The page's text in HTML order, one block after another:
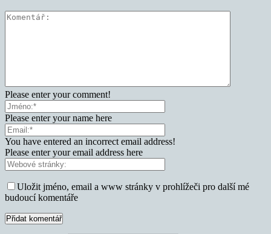
Please enter your comment!
Please enter your name here
You have entered an incorrect email address!
Please enter your email address here
Uložit jméno, email a www stránky v prohlížeči pro další mé
budoucí komentáře